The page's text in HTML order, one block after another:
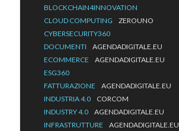
BLOCKCHAIN4INNOVATION
CLOUD COMPUTING
ZEROUNO
CYBERSECURITY360
DOCUMENTI
AGENDADIGITALE.EU
ECOMMERCE
AGENDADIGITALE.EU
ESG360
FATTURAZIONE
AGENDADIGITALE.EU
INDUSTRIA 4.0
CORCOM
INDUSTRY 4.0
AGENDADIGITALE.EU
INFRASTRUTTURE
AGENDADIGITALE.EU